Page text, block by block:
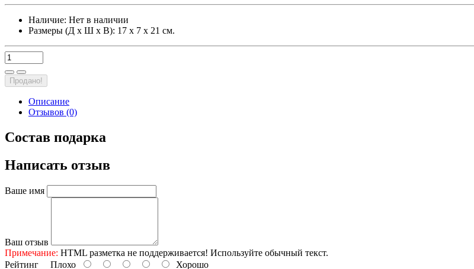
Наличие: Нет в наличии
Размеры (Д х Ш х В): 17 х 7 х 21 см.
Продано!
Описание
Отзывов (0)
Состав подарка
Написать отзыв
Ваше имя
Ваш отзыв
Примечание: HTML разметка не поддерживается! Используйте обычный текст.
Рейтинг Плохо Хорошо